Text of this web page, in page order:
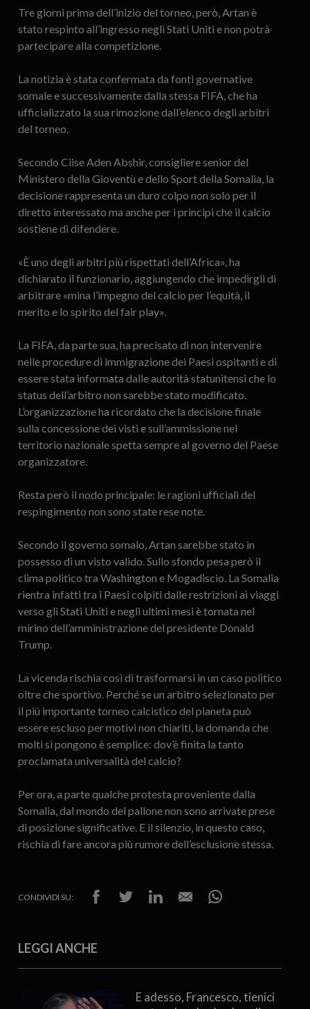
Tre giorni prima dell’inizio del torneo, però, Artan è
stato respinto all’ingresso negli Stati Uniti e non potrà
partecipare alla competizione.
La notizia è stata confermata da fonti governative
somale e successivamente dalla stessa FIFA, che ha
ufficializzato la sua rimozione dall’elenco degli arbitri
del torneo.
Secondo Ciise Aden Abshir, consigliere senior del
Ministero della Gioventù e dello Sport della Somalia, la
decisione rappresenta un duro colpo non solo per il
diretto interessato ma anche per i principi che il calcio
sostiene di difendere.
«È uno degli arbitri più rispettati dell’Africa», ha
dichiarato il funzionario, aggiungendo che impedirgli di
arbitrare «mina l’impegno del calcio per l’equità, il
merito e lo spirito del fair play».
La FIFA, da parte sua, ha precisato di non intervenire
nelle procedure di immigrazione dei Paesi ospitanti e di
essere stata informata dalle autorità statunitensi che lo
status dell’arbitro non sarebbe stato modificato.
L’organizzazione ha ricordato che la decisione finale
sulla concessione dei visti e sull’ammissione nel
territorio nazionale spetta sempre al governo del Paese
organizzatore.
Resta però il nodo principale: le ragioni ufficiali del
respingimento non sono state rese note.
Secondo il governo somalo, Artan sarebbe stato in
possesso di un visto valido. Sullo sfondo pesa però il
clima politico tra Washington e Mogadiscio. La Somalia
rientra infatti tra i Paesi colpiti dalle restrizioni ai viaggi
verso gli Stati Uniti e negli ultimi mesi è tornata nel
mirino dell’amministrazione del presidente Donald
Trump.
La vicenda rischia così di trasformarsi in un caso politico
oltre che sportivo. Perché se un arbitro selezionato per
il più importante torneo calcistico del pianeta può
essere escluso per motivi non chiariti, la domanda che
molti si pongono è semplice: dov’è finita la tanto
proclamata universalità del calcio?
Per ora, a parte qualche protesta proveniente dalla
Somalia, dal mondo del pallone non sono arrivate prese
di posizione significative. E il silenzio, in questo caso,
rischia di fare ancora più rumore dell’esclusione stessa.
CONDIVIDI SU:
LEGGI ANCHE
E adesso, Francesco, tienici